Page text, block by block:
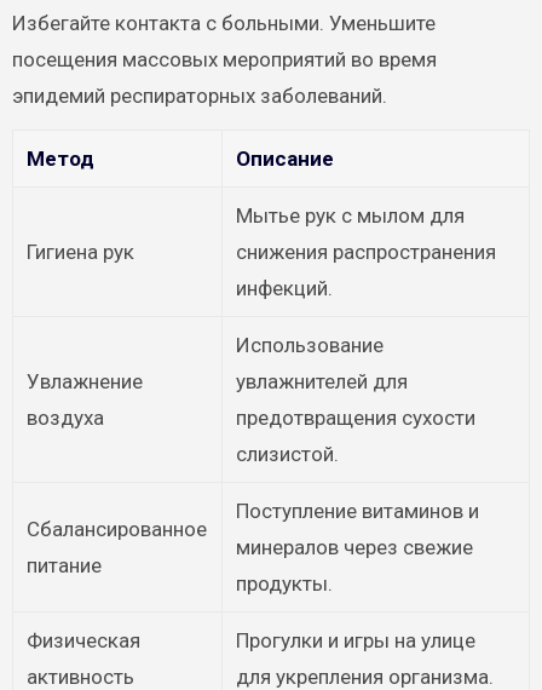
Избегайте контакта с больными. Уменьшите
посещения массовых мероприятий во время
эпидемий респираторных заболеваний.
Метод Описание
Гигиена рук
Мытье рук с мылом для
снижения распространения
инфекций.
Увлажнение
воздуха
Использование
увлажнителей для
предотвращения сухости
слизистой.
Сбалансированное
питание
Поступление витаминов и
минералов через свежие
продукты.
Физическая
активность
Прогулки и игры на улице
для укрепления организма.